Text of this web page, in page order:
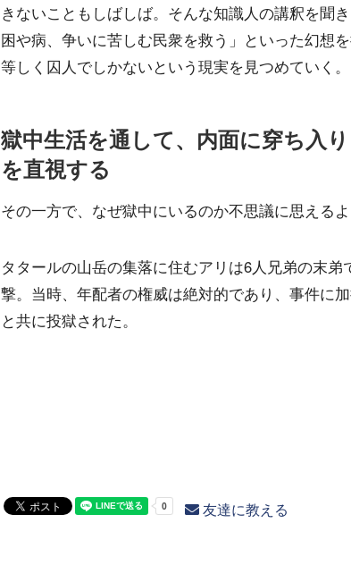
きないこともしばしば。そんな知識人の講釈を聞
困や病、争いに苦しむ民衆を救う」といった幻想
等しく囚人でしかないという現実を見つめていく。
獄中生活を通して、内面に穿ち入
を直視する
その一方で、なぜ獄中にいるのか不思議に思える
タタールの山岳の集落に住むアリは6人兄弟の末
撃。当時、年配者の権威は絶対的であり、事件に
と共に投獄された。
友達に教える